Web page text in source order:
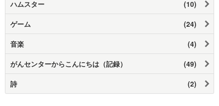
ハムスター (10)
ゲーム (24)
音楽 (4)
がんセンターからこんにちは（記録） (49)
詩 (2)